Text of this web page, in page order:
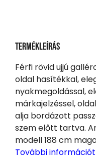
Termékleírás
Férfi rövid ujjú
oldal hasítékkal,
nyakmegoldással,
márkajelzéssel,
alja bordázott
szem előtt tartva.
modell 188 cm
További